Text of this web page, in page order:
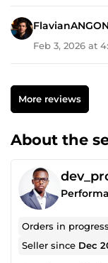
Feb 3, 2026 at
More reviews
About the
Orders in
Seller since Dec